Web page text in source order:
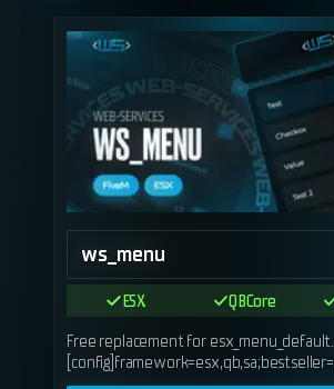
ws_menu
ESX QBCore
Free replacement for esx_menu_default.